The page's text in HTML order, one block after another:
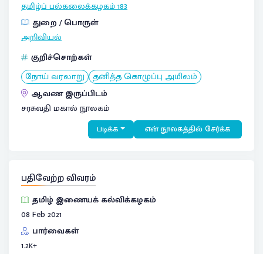
தமிழ்ப் பல்கலைக்கழகம்183
துறை / பொருள்
அறிவியல்
குறிச்சொற்கள்
நோய் வரலாறு தனித்த கொழுப்பு அமிலம்
ஆவண இருப்பிடம்
சரசுவதி மகால் நூலகம்
படிக்க என் நூலகத்தில் சேர்க்க
பதிவேற்ற விவரம்
தமிழ் இணையக் கல்விக்கழகம்
08 Feb 2021
பார்வைகள்
1.2K+